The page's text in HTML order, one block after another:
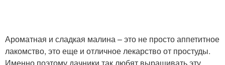
Ароматная и сладкая малина – это не просто аппетитное
лакомство, это еще и отличное лекарство от простуды.
Именно поэтому дачники так любят выращивать эту